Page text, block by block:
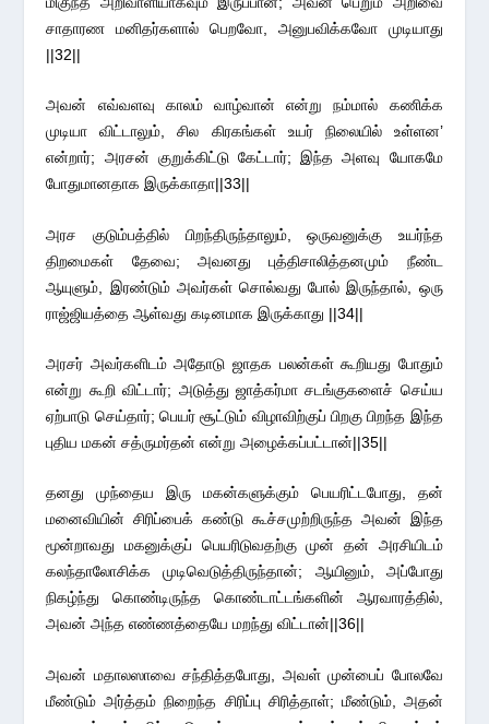
சாதாரண மனிதர்களால் பெறவோ, அனுபவிக்கவோ முடியாது
||32||
அவன் எவ்வளவு காலம் வாழ்வான் என்று நம்மால் கணிக்க
முடியா விட்டாலும், சில கிரகங்கள் உயர் நிலையில் உள்ளன’
என்றார்; அரசன் குறுக்கிட்டு கேட்டார்; இந்த அளவு யோகமே
போதுமானதாக இருக்காதா||33||
அரச குடும்பத்தில் பிறந்திருந்தாலும், ஒருவனுக்கு உயர்ந்த
திறமைகள் தேவை; அவனது புத்திசாலித்தனமும் நீண்ட
ஆயுளும், இரண்டும் அவர்கள் சொல்வது போல் இருந்தால், ஒரு
ராஜ்ஜியத்தை ஆள்வது கடினமாக இருக்காது ||34||
அரசர் அவர்களிடம் அதோடு ஜாதக பலன்கள் கூறியது போதும்
என்று கூறி விட்டார்; அடுத்து ஜாத்கர்மா சடங்குகளைச் செய்ய
ஏற்பாடு செய்தார்; பெயர் சூட்டும் விழாவிற்குப் பிறகு பிறந்த இந்த
புதிய மகன் சத்ருமர்தன் என்று அழைக்கப்பட்டான்||35||
தனது முந்தைய இரு மகன்களுக்கும் பெயரிட்டபோது, தன்
மனைவியின் சிரிப்பைக் கண்டு கூச்சமுற்றிருந்த அவன் இந்த
மூன்றாவது மகனுக்குப் பெயரிடுவதற்கு முன் தன் அரசியிடம்
கலந்தாலோசிக்க முடிவெடுத்திருந்தான்; ஆயினும், அப்போது
நிகழ்ந்து கொண்டிருந்த கொண்டாட்டங்களின் ஆரவாரத்தில்,
அவன் அந்த எண்ணத்தையே மறந்து விட்டான்||36||
அவன் மதாலஸாவை சந்தித்தபோது, அவள் முன்பைப் போலவே
மீண்டும் அர்த்தம் நிறைந்த சிரிப்பு சிரித்தாள்; மீண்டும், அதன்